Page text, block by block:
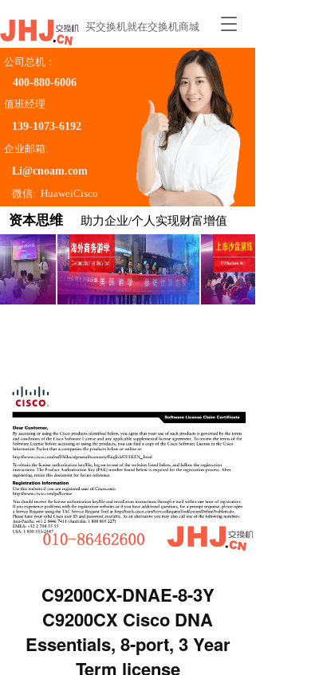
T
e
n
a
i
o
n
买交换机就在交换机商城
公司总机：
400-880-6006
值班经理
139-1073-6192
企业邮箱:
Li@cnoam.com
微信:  HuaweiCisco
助力企业/个人实现财富增值
资本思维
C9200CX-DNAE-8-3Y
C9200CX Cisco DNA
Essentials, 8-port, 3 Year
Term license